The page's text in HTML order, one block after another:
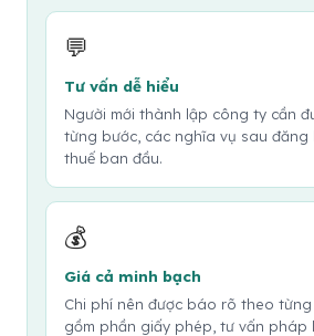
💬
Tư vấn dễ hiểu
Người mới thành lập công ty cần
từng bước, các nghĩa vụ sau đăng
thuế ban đầu.
💰
Giá cả minh bạch
Chi phí nên được báo rõ theo
gồm phần giấy phép, tư vấn pháp